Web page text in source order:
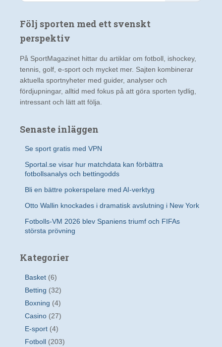
k
f
t
r
:
Följ sporten med ett svenskt
perspektiv
På SportMagazinet hittar du artiklar om fotboll, ishockey,
tennis, golf, e-sport och mycket mer. Sajten kombinerar
aktuella sportnyheter med guider, analyser och
fördjupningar, alltid med fokus på att göra sporten tydlig,
intressant och lätt att följa.
Senaste inläggen
Se sport gratis med VPN
Sportal.se visar hur matchdata kan förbättra
fotbollsanalys och bettingodds
Bli en bättre pokerspelare med AI-verktyg
Otto Wallin knockades i dramatisk avslutning i New York
Fotbolls-VM 2026 blev Spaniens triumf och FIFAs
största prövning
Kategorier
Basket (6)
Betting (32)
Boxning (4)
Casino (27)
E-sport (4)
Fotboll (203)